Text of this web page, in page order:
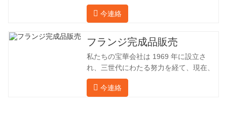
油田でフランジを加工し、間接的に外国
（ドイツ、ロシア）に輸出してきまし
社は海外の顧客と直接輸出入し、第三者
手数料を回避して、強力な製品品質と低
価格を確保したいと考えています。以下
の表はこの製品の情報です。以下に当社
の簡単な紹介をさせていただきます。 材
料 4130-75K 硬度 207-237 内径 57.76 外
今連絡
フランジ完成品販売
私たちの宝華会社は 1969 年に設立さ
れ、三世代にわたる努力を経て、現在、
敷地面積は 50,000 平方メートル、建築
面積は 25,000 平方メートルです。従業
今連絡